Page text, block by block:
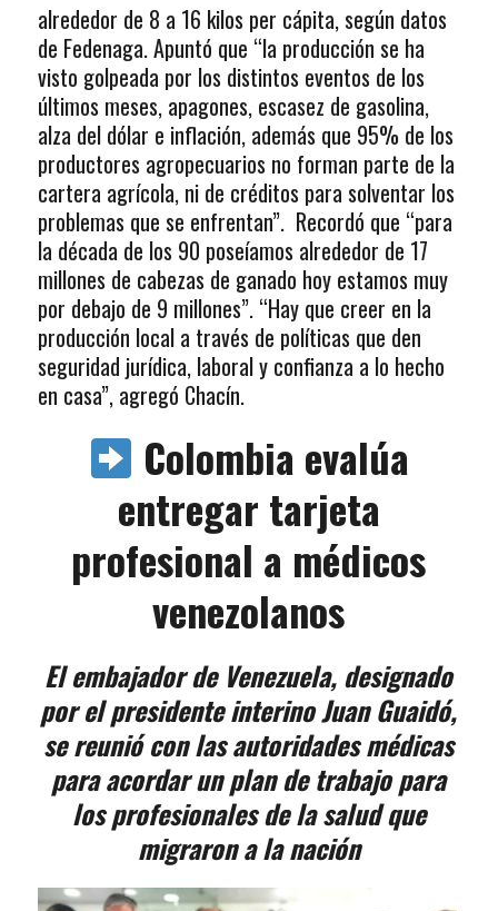
alrededor de 8 a 16 kilos per cápita, según datos
de Fedenaga. Apuntó que “la producción se ha
visto golpeada por los distintos eventos de los
últimos meses, apagones, escasez de gasolina,
alza del dólar e inflación, además que 95% de los
productores agropecuarios no forman parte de la
cartera agrícola, ni de créditos para solventar los
problemas que se enfrentan”. Recordó que “para
la década de los 90 poseíamos alrededor de 17
millones de cabezas de ganado hoy estamos muy
por debajo de 9 millones”. “Hay que creer en la
producción local a través de políticas que den
seguridad jurídica, laboral y confianza a lo hecho
en casa”, agregó Chacín.
Colombia evalúa
entregar tarjeta
profesional a médicos
venezolanos
El embajador de Venezuela, designado
por el presidente interino Juan Guaidó,
se reunió con las autoridades médicas
para acordar un plan de trabajo para
los profesionales de la salud que
migraron a la nación